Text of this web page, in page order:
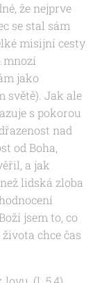
že nejprve
se stal sám
misijní cesty
mnozí
jako
světě). Jak ale
s pokorou
nad
od Boha,
a jak
lidská zloba
jsem to, co
chce čas